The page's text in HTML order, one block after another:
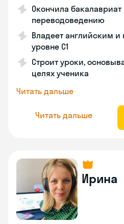
Окончила
переводоведению
Владеет английским
уровне C1
Строит уроки,
целях ученика
Читать дальше
Читать дальше
Ирина